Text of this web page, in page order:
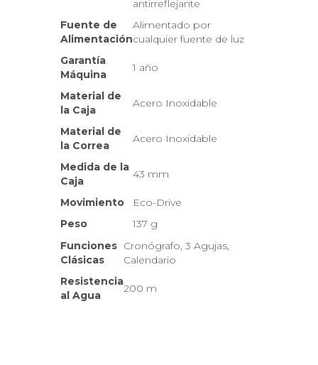
antirreflejante
Fuente de
Alimentación
Alimentado por
cualquier fuente de luz
Garantía
Máquina
1 año
Material de
la Caja
Acero Inoxidable
Material de
la Correa
Acero Inoxidable
Medida de la
Caja
43 mm
Movimiento
Eco-Drive
Peso
137 g
Funciones
Clásicas
Cronógrafo, 3 Agujas,
Calendario
Resistencia
al Agua
200 m